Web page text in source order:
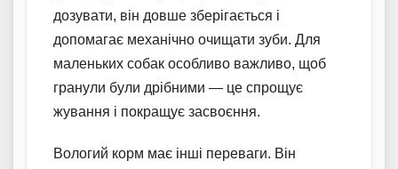
дозувати, він довше зберігається і
допомагає механічно очищати зуби. Для
маленьких собак особливо важливо, щоб
гранули були дрібними — це спрощує
жування і покращує засвоєння.
Вологий корм має інші переваги. Він